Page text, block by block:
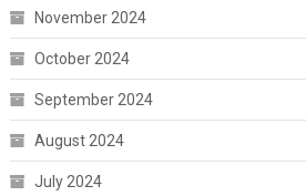
November 2024
October 2024
September 2024
August 2024
July 2024